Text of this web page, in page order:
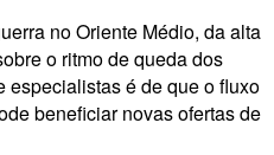
no Oriente Médio, da alta
o ritmo de queda dos
especialistas é de que o fluxo
beneficiar novas ofertas de